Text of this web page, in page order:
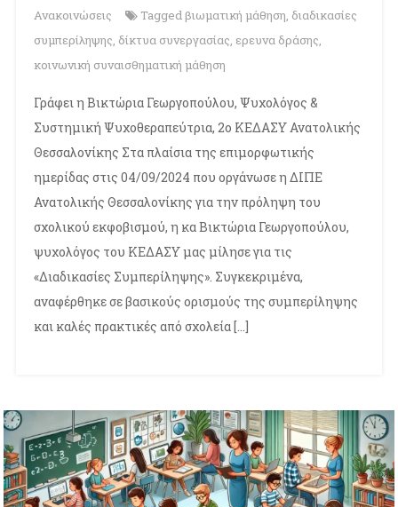
Ανακοινώσεις
Tagged βιωματική μάθηση, διαδικασίες
συμπερίληψης, δίκτυα συνεργασίας, ερευνα δράσης,
κοινωνική συναισθηματική μάθηση
Γράφει η Βικτώρια Γεωργοπούλου, Ψυχολόγος &
Συστημική Ψυχοθεραπεύτρια, 2ο ΚΕΔΑΣΥ Ανατολικής
Θεσσαλονίκης Στα πλαίσια της επιμορφωτικής
ημερίδας στις 04/09/2024 που οργάνωσε η ΔΙΠΕ
Ανατολικής Θεσσαλονίκης για την πρόληψη του
σχολικού εκφοβισμού, η κα Βικτώρια Γεωργοπούλου,
ψυχολόγος του ΚΕΔΑΣΥ μας μίλησε για τις
«Διαδικασίες Συμπερίληψης». Συγκεκριμένα,
αναφέρθηκε σε βασικούς ορισμούς της συμπερίληψης
και καλές πρακτικές από σχολεία […]